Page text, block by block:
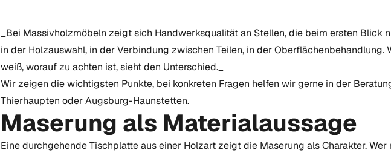
_Bei Massivholzmöbeln zeigt sich Handwerksqualität an Stellen, die beim ersten Blick
in der Holzauswahl, in der Verbindung zwischen Teilen, in der Oberflächenbehandlung.
weiß, worauf zu achten ist, sieht den Unterschied._
Wir zeigen die wichtigsten Punkte, bei konkreten Fragen helfen wir gerne in der
Thierhaupten oder Augsburg-Haunstetten.
Maserung als Materialaussage
Eine durchgehende Tischplatte aus einer Holzart zeigt die Maserung als Charakter. Wer